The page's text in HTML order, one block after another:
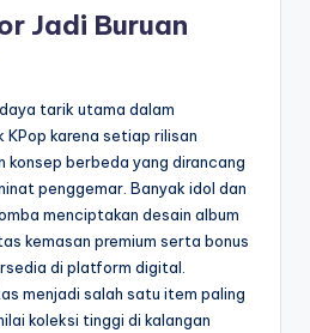
Jadi Buruan
tarik utama dalam
karena setiap rilisan
konsep berbeda yang dirancang
penggemar. Banyak idol dan
menciptakan desain album
kemasan premium serta bonus
di platform digital.
menjadi salah satu item paling
koleksi tinggi di kalangan